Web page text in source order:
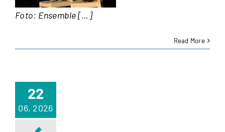
Foto: Ensemble […]
Read More
22
06, 2026